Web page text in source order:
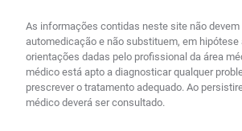
As informações contidas neste site não
automedicação e não substituem, em hipótese
orientações dadas pelo profissional da área
médico está apto a diagnosticar qualquer
prescrever o tratamento adequado. Ao
médico deverá ser consultado.